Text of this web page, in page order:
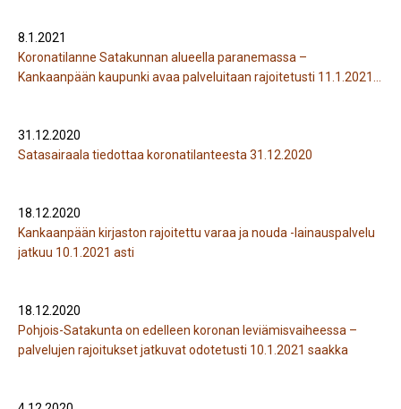
8.1.2021
Koronatilanne Satakunnan alueella paranemassa –
Kankaanpään kaupunki avaa palveluitaan rajoitetusti 11.1.2021
31.12.2020
Satasairaala tiedottaa koronatilanteesta 31.12.2020
18.12.2020
Kankaanpään kirjaston rajoitettu varaa ja nouda -lainauspalvelu
jatkuu 10.1.2021 asti
18.12.2020
Pohjois-Satakunta on edelleen koronan leviämisvaiheessa –
palvelujen rajoitukset jatkuvat odotetusti 10.1.2021 saakka